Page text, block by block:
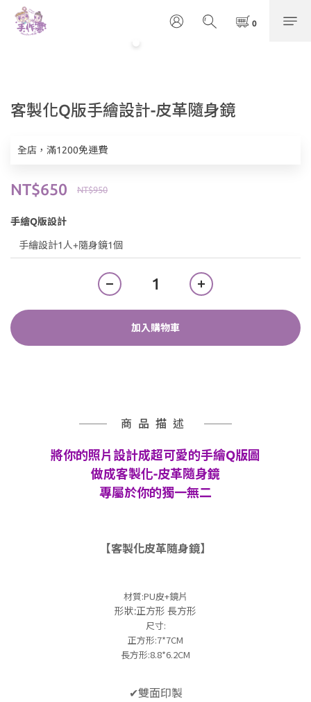
客製化Q版手繪設計-皮革隨身鏡
全店，滿1200免運費
NT$950
NT$650
手繪Q版設計
加入購物車
商品描述
將你的照片設計成超可愛的手繪Q版圖
做成客製化-皮革隨身鏡
專屬於你的獨一無二
【客製化皮革隨身鏡】
材質:PU皮+鏡片
形狀:正方形 長方形
尺寸:
正方形:7*7CM
長方形:8.8*6.2CM
✔雙面印製